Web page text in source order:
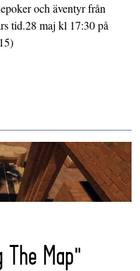
och äventyr från
tid.28 maj kl 17:30 på
The Map"